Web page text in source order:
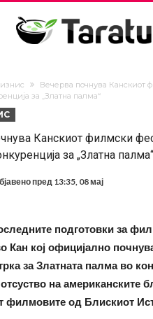
Вечерва почнува Канскиот
за „Златна палма“
Канскиот филмски
за „Златна палма“
пред13:35, 08 мај
подготовки за
Кан кој официјално
за Златната палма во
на американските
филмовите од Блискиот